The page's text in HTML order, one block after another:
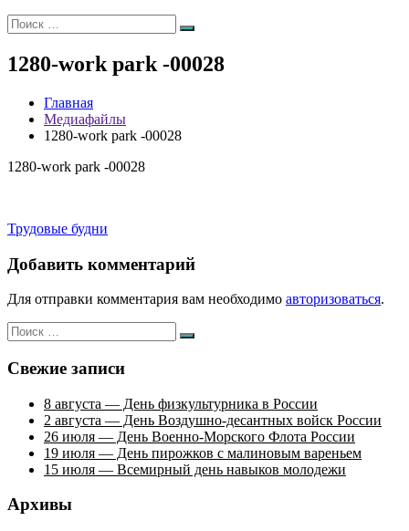
Искать:
Поиск
1280-work park -00028
Главная
Медиафайлы
1280-work park -00028
1280-work park -00028
Навигация
по
записям
Трудовые будни
Добавить комментарий
Для отправки комментария вам необходимо авторизоваться.
Искать:
Поиск
Свежие записи
8 августа — День физкультурника в России
2 августа — День Воздушно-десантных войск России
26 июля — День Военно-Морского Флота России
19 июля — День пирожков с малиновым вареньем
15 июля — Всемирный день навыков молодежи
Архивы